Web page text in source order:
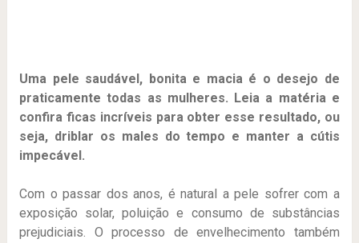
Uma pele saudável, bonita e macia é o desejo de
praticamente todas as mulheres. Leia a matéria e
confira ficas incríveis para obter esse resultado, ou
seja, driblar os males do tempo e manter a cútis
impecável.
Com o passar dos anos, é natural a pele sofrer com a
exposição solar, poluição e consumo de substâncias
prejudiciais. O processo de envelhecimento também